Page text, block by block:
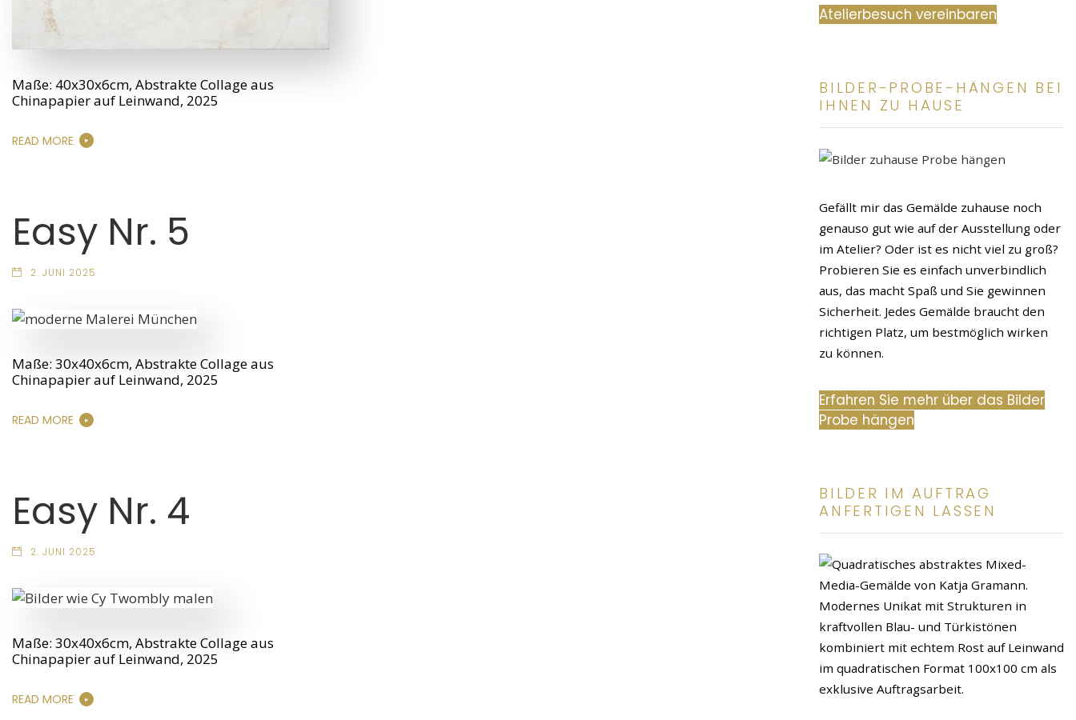
Maße: 40x30x6cm, Abstrakte Collage aus
Chinapapier auf Leinwand, 2025
READ MORE
Easy Nr. 5
2. JUNI 2025
Maße: 30x40x6cm, Abstrakte Collage aus
Chinapapier auf Leinwand, 2025
READ MORE
Easy Nr. 4
2. JUNI 2025
Maße: 30x40x6cm, Abstrakte Collage aus
Chinapapier auf Leinwand, 2025
READ MORE
Atelierbesuch vereinbaren
BILDER-PROBE-HÄNGEN BEI
IHNEN ZU HAUSE
Gefällt mir das Gemälde zuhause noch
genauso gut wie auf der Ausstellung oder
im Atelier? Oder ist es nicht viel zu groß?
Probieren Sie es einfach unverbindlich
aus, das macht Spaß und Sie gewinnen
Sicherheit. Jedes Gemälde braucht den
richtigen Platz, um bestmöglich wirken
zu können.
Erfahren Sie mehr über das Bilder
Probe hängen
BILDER IM AUFTRAG
ANFERTIGEN LASSEN